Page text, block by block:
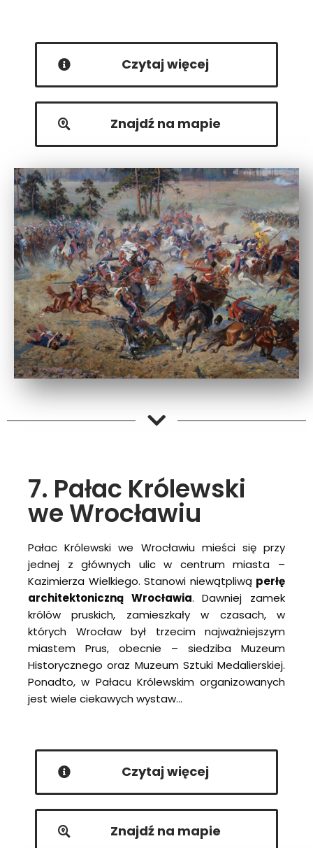
Czytaj więcej
Znajdź na mapie
7. Pałac Królewski
we Wrocławiu
Pałac Królewski we Wrocławiu mieści się przy
jednej z głównych ulic w centrum miasta –
Kazimierza Wielkiego. Stanowi niewątpliwą perłę
architektoniczną Wrocławia. Dawniej zamek
królów pruskich, zamieszkały w czasach, w
których Wrocław był trzecim najważniejszym
miastem Prus, obecnie – siedziba Muzeum
Historycznego oraz Muzeum Sztuki Medalierskiej.
Ponadto, w Pałacu Królewskim organizowanych
jest wiele ciekawych wystaw…
Czytaj więcej
Znajdź na mapie